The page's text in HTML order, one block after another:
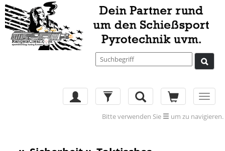
Bitte verwenden Sie um zu navigieren.